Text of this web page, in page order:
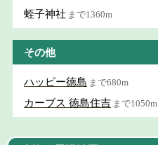
蛭子神社 まで1360m
その他
ハッピー徳島 まで680m
カーブス 徳島住吉 まで1050m